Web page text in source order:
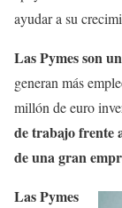
ayudar a su
Las Pymes son
generan más
millón de euro
de trabajo frente
de una gran
Las Pymes